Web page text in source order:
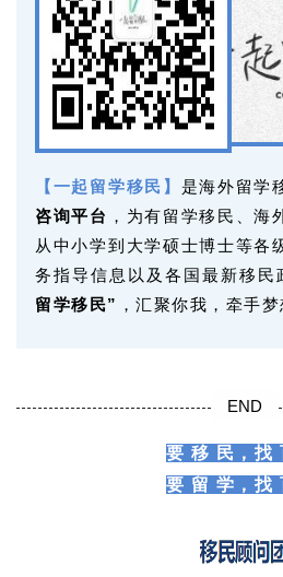
【一起留学移民】 是海外留学
咨询平台 ，为有留学移民、海
从中小学到大学硕士博士等各
务指导信息以及各国最新移民
留学移民” ，汇聚你我，牵手
END
要 移 民，找
要 留 学，找